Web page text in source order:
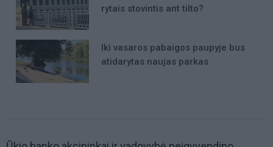
rytais stovintis ant tilto?
Iki vasaros pabaigos paupyje bus
atidarytas naujas parkas